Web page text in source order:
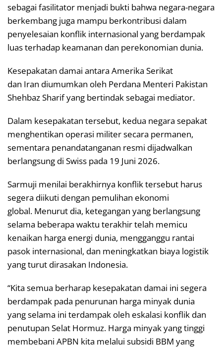
sebagai fasilitator menjadi bukti bahwa negara-negara
berkembang juga mampu berkontribusi dalam
penyelesaian konflik internasional yang berdampak
luas terhadap keamanan dan perekonomian dunia.
Kesepakatan damai antara Amerika Serikat
dan Iran diumumkan oleh Perdana Menteri Pakistan
Shehbaz Sharif yang bertindak sebagai mediator.
Dalam kesepakatan tersebut, kedua negara sepakat
menghentikan operasi militer secara permanen,
sementara penandatanganan resmi dijadwalkan
berlangsung di Swiss pada 19 Juni 2026.
Sarmuji menilai berakhirnya konflik tersebut harus
segera diikuti dengan pemulihan ekonomi
global. Menurut dia, ketegangan yang berlangsung
selama beberapa waktu terakhir telah memicu
kenaikan harga energi dunia, mengganggu rantai
pasok internasional, dan meningkatkan biaya logistik
yang turut dirasakan Indonesia.
“Kita semua berharap kesepakatan damai ini segera
berdampak pada penurunan harga minyak dunia
yang selama ini terdampak oleh eskalasi konflik dan
penutupan Selat Hormuz. Harga minyak yang tinggi
membebani APBN kita melalui subsidi BBM yang